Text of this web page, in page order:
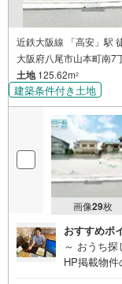
近鉄大阪線 「高安」駅
大阪府八尾市山本町南7
土地125.62m2
建築条件付き土地
画像29枚
おすすめポ
～ おうち
HP掲載物